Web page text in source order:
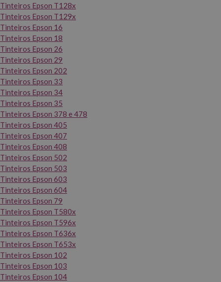
Tinteiros Epson T128x
Tinteiros Epson T129x
Tinteiros Epson 16
Tinteiros Epson 18
Tinteiros Epson 26
Tinteiros Epson 29
Tinteiros Epson 202
Tinteiros Epson 33
Tinteiros Epson 34
Tinteiros Epson 35
Tinteiros Epson 378 e 478
Tinteiros Epson 405
Tinteiros Epson 407
Tinteiros Epson 408
Tinteiros Epson 502
Tinteiros Epson 503
Tinteiros Epson 603
Tinteiros Epson 604
Tinteiros Epson 79
Tinteiros Epson T580x
Tinteiros Epson T596x
Tinteiros Epson T636x
Tinteiros Epson T653x
Tinteiros Epson 102
Tinteiros Epson 103
Tinteiros Epson 104